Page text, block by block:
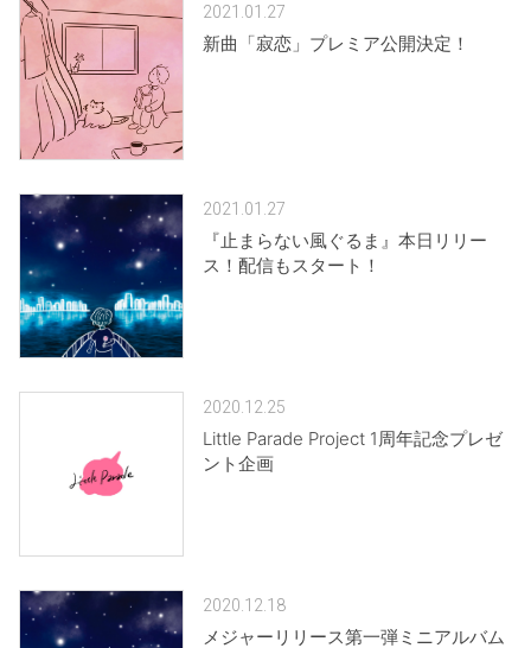
2021.01.27
新曲「寂恋」プレミア公開決定！
2021.01.27
『止まらない風ぐるま』本日リリー
ス！配信もスタート！
2020.12.25
Little Parade Project 1周年記念プレゼ
ント企画
2020.12.18
メジャーリリース第一弾ミニアルバム